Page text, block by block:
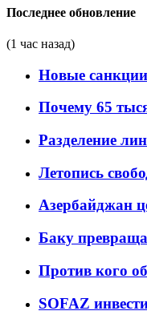
Последнее обновление
(1 час назад)
Новые
Почему 65
Разделение
Летопись
Азербайджан
Баку
Против кого
SOFAZ